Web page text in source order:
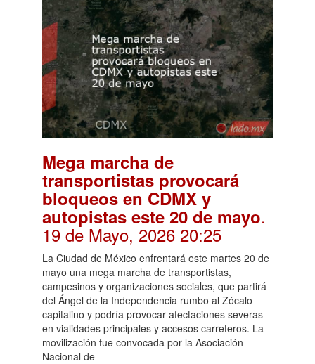
Mega marcha de
transportistas provocará
bloqueos en CDMX y
autopistas este 20 de mayo.
19 de Mayo, 2026 20:25
La Ciudad de México enfrentará este martes 20 de
mayo una mega marcha de transportistas,
campesinos y organizaciones sociales, que partirá
del Ángel de la Independencia rumbo al Zócalo
capitalino y podría provocar afectaciones severas
en vialidades principales y accesos carreteros. La
movilización fue convocada por la Asociación
Nacional de